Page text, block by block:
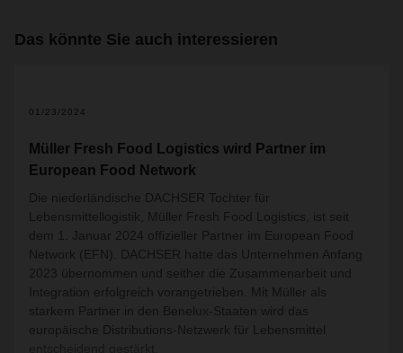
Das könnte Sie auch interessieren
01/23/2024
Müller Fresh Food Logistics wird Partner im
European Food Network
Die niederländische DACHSER Tochter für
Lebensmittellogistik, Müller Fresh Food Logistics, ist seit
dem 1. Januar 2024 offizieller Partner im European Food
Network (EFN). DACHSER hatte das Unternehmen Anfang
2023 übernommen und seither die Zusammenarbeit und
Integration erfolgreich vorangetrieben. Mit Müller als
starkem Partner in den Benelux-Staaten wird das
europäische Distributions-Netzwerk für Lebensmittel